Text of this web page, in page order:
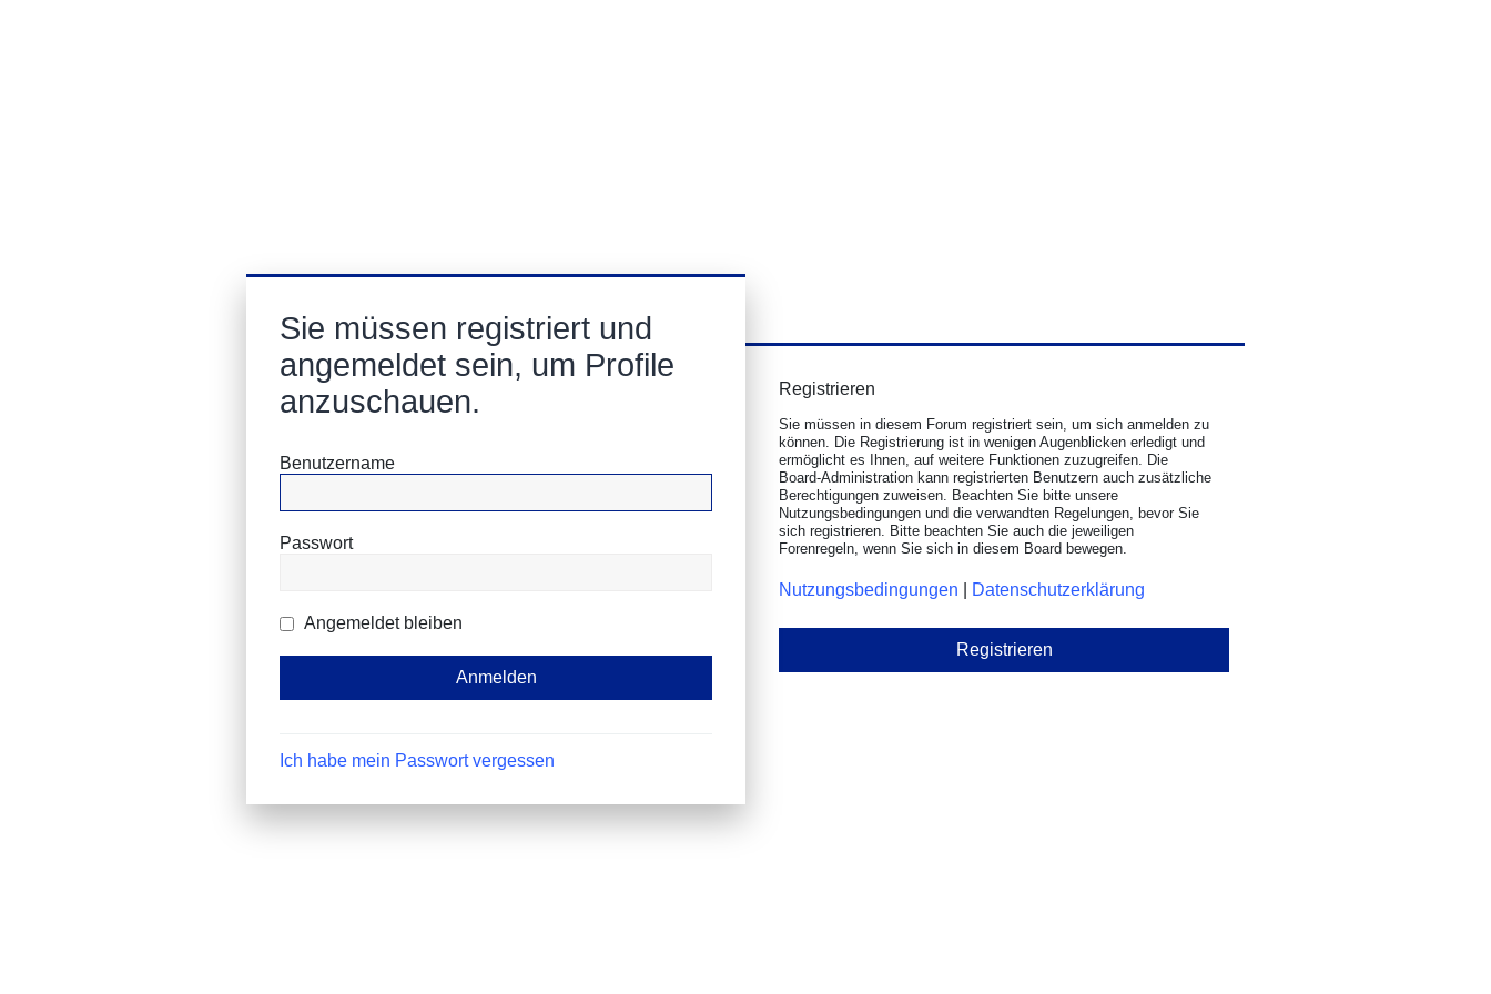
Sie müssen registriert und
angemeldet sein, um Profile
anzuschauen.
Benutzername
Passwort
Angemeldet bleiben
Ich habe mein Passwort vergessen
Registrieren
Sie müssen in diesem Forum registriert sein, um sich anmelden zu
können. Die Registrierung ist in wenigen Augenblicken erledigt und
ermöglicht es Ihnen, auf weitere Funktionen zuzugreifen. Die
Board-Administration kann registrierten Benutzern auch zusätzliche
Berechtigungen zuweisen. Beachten Sie bitte unsere
Nutzungsbedingungen und die verwandten Regelungen, bevor Sie
sich registrieren. Bitte beachten Sie auch die jeweiligen
Forenregeln, wenn Sie sich in diesem Board bewegen.
Nutzungsbedingungen Datenschutzerklärung
Registrieren